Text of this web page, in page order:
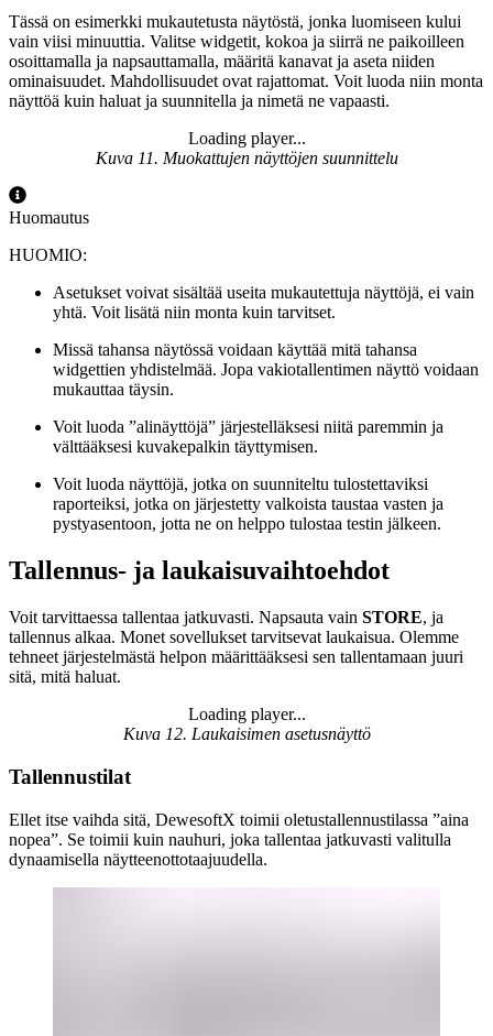
Tässä on esimerkki mukautetusta näytöstä, jonka luomiseen kului
vain viisi minuuttia. Valitse widgetit, kokoa ja siirrä ne paikoilleen
osoittamalla ja napsauttamalla, määritä kanavat ja aseta niiden
ominaisuudet. Mahdollisuudet ovat rajattomat. Voit luoda niin monta
näyttöä kuin haluat ja suunnitella ja nimetä ne vapaasti.
Loading player...
Loading video...
Kuva 11. Muokattujen näyttöjen suunnittelu
Huomautus
HUOMIO:
Asetukset voivat sisältää useita mukautettuja näyttöjä, ei vain
yhtä. Voit lisätä niin monta kuin tarvitset.
Missä tahansa näytössä voidaan käyttää mitä tahansa
widgettien yhdistelmää. Jopa vakiotallentimen näyttö voidaan
mukauttaa täysin.
Voit luoda ”alinäyttöjä” järjestelläksesi niitä paremmin ja
välttääksesi kuvakepalkin täyttymisen.
Voit luoda näyttöjä, jotka on suunniteltu tulostettaviksi
raporteiksi, jotka on järjestetty valkoista taustaa vasten ja
pystyasentoon, jotta ne on helppo tulostaa testin jälkeen.
Tallennus- ja laukaisuvaihtoehdot
Voit tarvittaessa tallentaa jatkuvasti. Napsauta vain STORE, ja
tallennus alkaa. Monet sovellukset tarvitsevat laukaisua. Olemme
tehneet järjestelmästä helpon määrittääksesi sen tallentamaan juuri
sitä, mitä haluat.
Loading player...
Loading video...Kuva 12. Laukaisimen asetusnäyttö
Tallennustilat
Ellet itse vaihda sitä, DewesoftX toimii oletustallennustilassa ”aina
nopea”. Se toimii kuin nauhuri, joka tallentaa jatkuvasti valitulla
dynaamisella näytteenottotaajuudella.